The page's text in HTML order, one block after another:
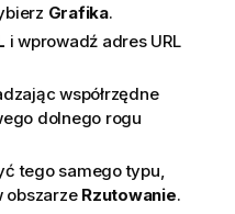
Grafika.
i wprowadź adres URL
współrzędne
dolnego rogu
tego samego typu,
obszarze Rzutowanie.